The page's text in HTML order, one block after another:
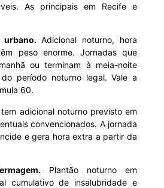
As principais em Recife e
Adicional noturno, hora
peso enorme. Jornadas que
ou terminam à meia-noite
período noturno legal. Vale a
60.
adicional noturno previsto em
convencionados. A jornada
e gera hora extra a partir da
Plantão noturno em
cumulativo de insalubridade e